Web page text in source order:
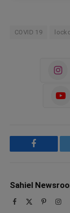
COVID 19
Facebook
Sahiel
Facebook Pinterest